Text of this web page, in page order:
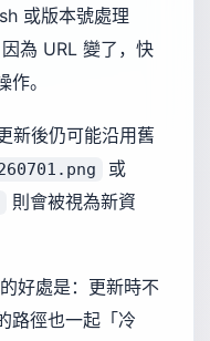
或版本號處理
為 URL 變了，快
。
新後仍可能沿用舊
或
則會被視為新資
好處是：更新時不
路徑也一起「冷